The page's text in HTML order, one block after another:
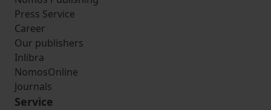
Press Service
Career
Our publishers
Inlibra
NomosOnline
Journals
Service